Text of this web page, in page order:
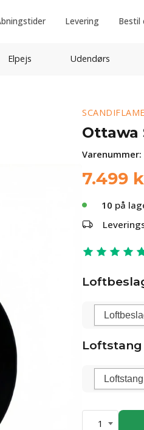
Levering Bestil
Elpejs Udendørs
Ottawa
Varenummer:
7.499
10 på
Loftstang
1